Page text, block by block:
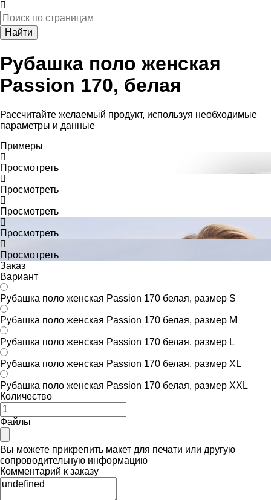
Найти
Рубашка поло женская
Passion 170, белая
Рассчитайте желаемый продукт, используя необходимые
параметры и данные
Примеры
Просмотреть
Просмотреть
Просмотреть
Просмотреть
Просмотреть
Заказ
Вариант
Рубашка поло женская Passion 170 белая, размер S
Рубашка поло женская Passion 170 белая, размер M
Рубашка поло женская Passion 170 белая, размер L
Рубашка поло женская Passion 170 белая, размер XL
Рубашка поло женская Passion 170 белая, размер XXL
Количество
Файлы
Вы можете прикрепить макет для печати или другую
сопроводительную информацию
Комментарий к заказу